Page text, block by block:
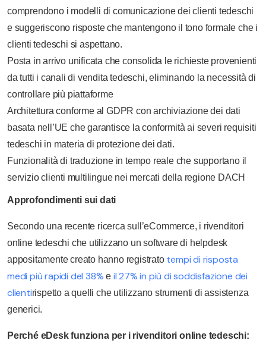
comprendono i modelli di comunicazione dei clienti tedeschi
e suggeriscono risposte che mantengono il tono formale che i
clienti tedeschi si aspettano.
Posta in arrivo unificata che consolida le richieste provenienti
da tutti i canali di vendita tedeschi, eliminando la necessità di
controllare più piattaforme
Architettura conforme al GDPR con archiviazione dei dati
basata nell’UE che garantisce la conformità ai severi requisiti
tedeschi in materia di protezione dei dati.
Funzionalità di traduzione in tempo reale che supportano il
servizio clienti multilingue nei mercati della regione DACH
Approfondimenti sui dati
Secondo una recente ricerca sull’eCommerce, i rivenditori
online tedeschi che utilizzano un software di helpdesk
appositamente creato hanno registrato tempi di risposta
medi più rapidi del 38% e il 27% in più di soddisfazione dei
clientirispetto a quelli che utilizzano strumenti di assistenza
generici.
Perché eDesk funziona per i rivenditori online tedeschi: